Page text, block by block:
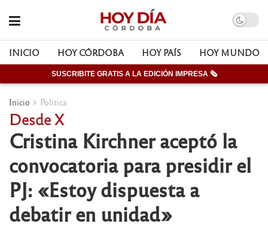
INICIO HOY CÓRDOBA HOY PAÍS HOY MUNDO
SUSCRIBITE GRATIS A LA EDICIÓN IMPRESA 🗞
Inicio Política
Desde X
Cristina Kirchner aceptó la
convocatoria para presidir el
PJ: «Estoy dispuesta a
debatir en unidad»